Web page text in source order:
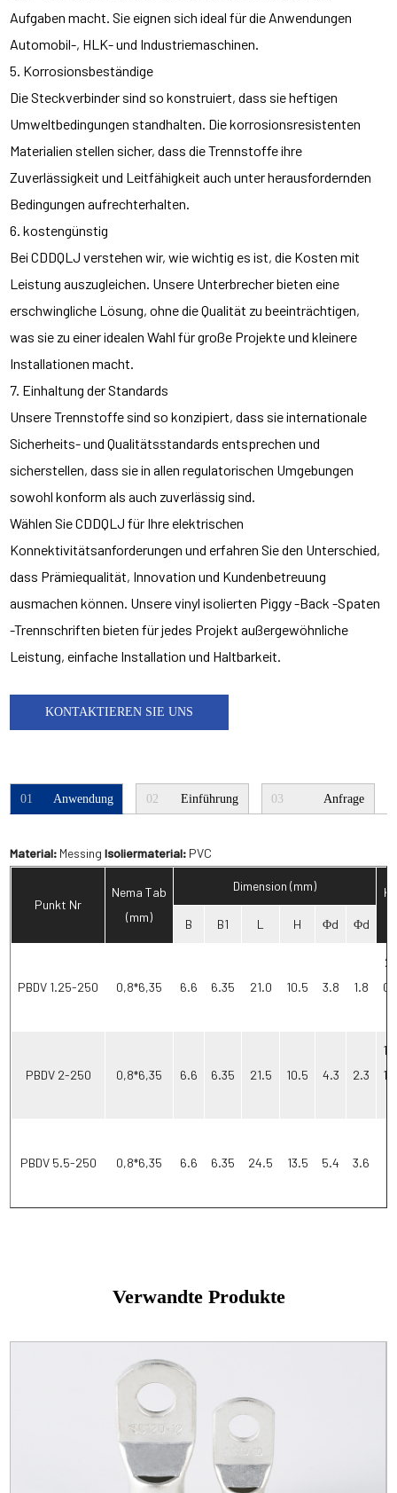
Aufgaben macht. Sie eignen sich ideal für die Anwendungen
Automobil-, HLK- und Industriemaschinen.
5. Korrosionsbeständige
Die Steckverbinder sind so konstruiert, dass sie heftigen
Umweltbedingungen standhalten. Die korrosionsresistenten
Materialien stellen sicher, dass die Trennstoffe ihre
Zuverlässigkeit und Leitfähigkeit auch unter herausfordernden
Bedingungen aufrechterhalten.
6. kostengünstig
Bei CDDQLJ verstehen wir, wie wichtig es ist, die Kosten mit
Leistung auszugleichen. Unsere Unterbrecher bieten eine
erschwingliche Lösung, ohne die Qualität zu beeinträchtigen,
was sie zu einer idealen Wahl für große Projekte und kleinere
Installationen macht.
7. Einhaltung der Standards
Unsere Trennstoffe sind so konzipiert, dass sie internationale
Sicherheits- und Qualitätsstandards entsprechen und
sicherstellen, dass sie in allen regulatorischen Umgebungen
sowohl konform als auch zuverlässig sind.
Wählen Sie CDDQLJ für Ihre elektrischen
Konnektivitätsanforderungen und erfahren Sie den Unterschied,
dass Prämiequalität, Innovation und Kundenbetreuung
ausmachen können. Unsere vinyl isolierten Piggy -Back -Spaten
-Trennschriften bieten für jedes Projekt außergewöhnliche
Leistung, einfache Installation und Haltbarkeit.
KONTAKTIEREN SIE UNS
01 Anwendung 02 Einführung 03 Anfrage
Material: MessingIsoliermaterial: PVC
Punkt Nr
Nema Tab
(mm)
Dimension (mm)
B B1 L H Φd Φd
PBDV 1.25-250 0,8*6,35 6.6 6.35 21.0 10.5 3.8 1.8
PBDV 2-250 0,8*6,35 6.6 6.35 21.5 10.5 4.3 2.3
PBDV 5.5-250 0,8*6,35 6.6 6.35 24.5 13.5 5.4 3.6
Verwandte Produkte